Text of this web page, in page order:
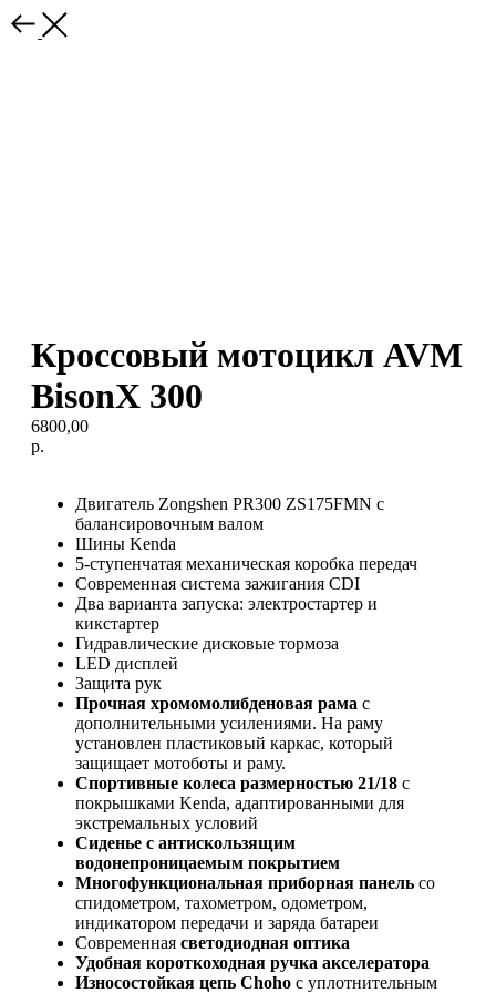
Кроссовый мотоцикл AVM
BisonX 300
6800,00
р.
Двигатель Zongshen PR300 ZS175FMN с
балансировочным валом
Шины Kenda
5-ступенчатая механическая коробка передач
Современная система зажигания CDI
Два варианта запуска: электростартер и
кикстартер
Гидравлические дисковые тормоза
LED дисплей
Защита рук
Прочная хромомолибденовая рама с
дополнительными усилениями. На раму
установлен пластиковый каркас, который
защищает мотоботы и раму.
Спортивные колеса размерностью 21/18 с
покрышками Kenda, адаптированными для
экстремальных условий
Сиденье с антискользящим
водонепроницаемым покрытием
Многофункциональная приборная панель со
спидометром, тахометром, одометром,
индикатором передачи и заряда батареи
Современная светодиодная оптика
Удобная короткоходная ручка акселератора
Износостойкая цепь Choho с уплотнительным